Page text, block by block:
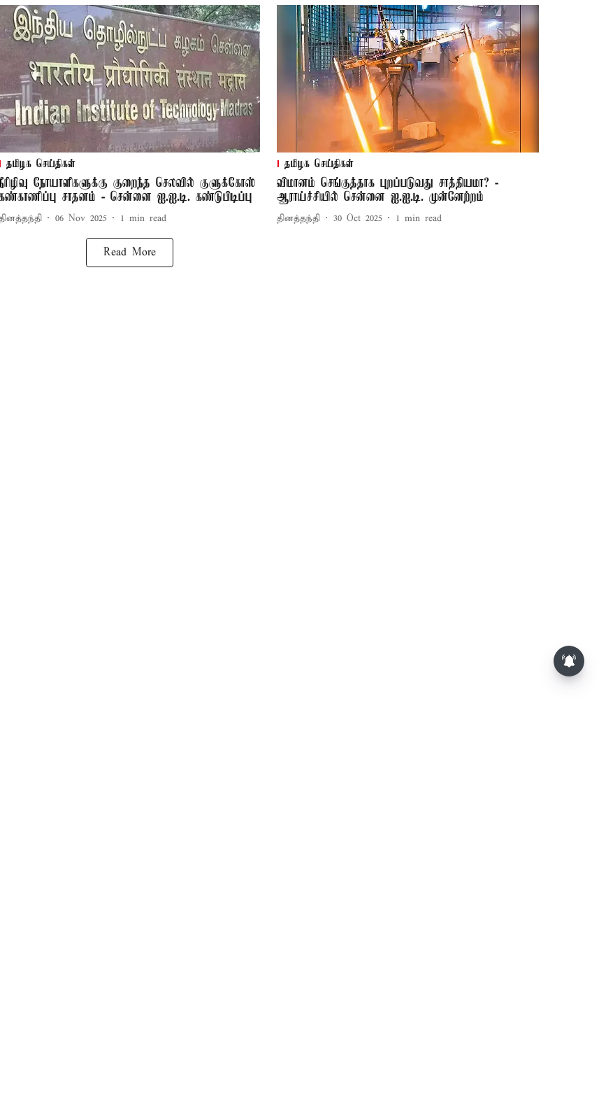
தமிழக செய்திகள்
நோயாளிகளுக்கு குறைந்த செலவில் குளுக்கோஸ்
சாதனம் - சென்னை ஐ.ஐ.டி. கண்டுபிடிப்பு
06 Nov 2025 1 min read
தமிழக செய்திகள்
விமானம் செங்குத்தாக புறப்படுவது சாத்தியமா? -
ஆராய்ச்சியில் சென்னை ஐ.ஐ.டி. முன்னேற்றம்
தினத்தந்தி 30 Oct 2025 1 min read
Read More